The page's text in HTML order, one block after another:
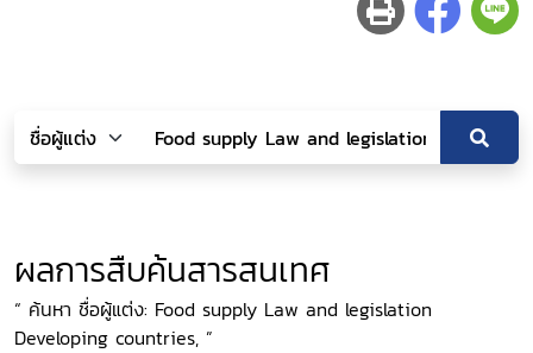
ผลการสืบค้นสารสนเทศ
“ ค้นหา ชื่อผู้แต่ง: Food supply Law and legislation
Developing countries, ”